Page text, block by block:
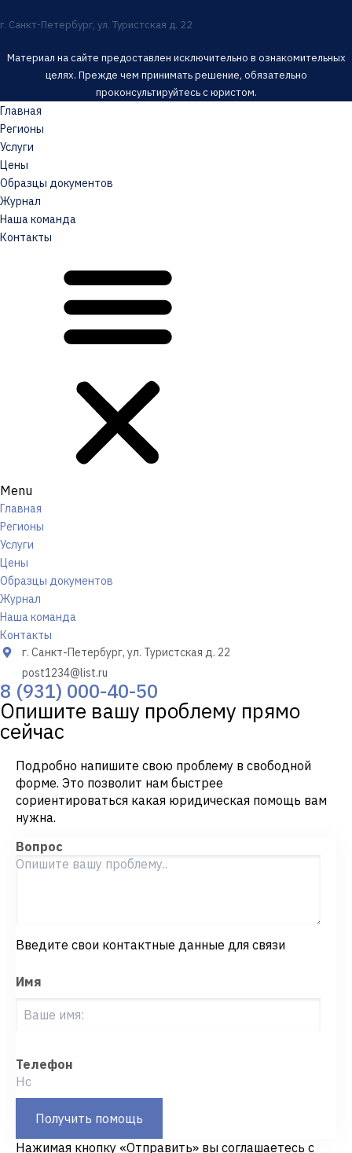
г. Санкт-Петербург, ул. Туристская д. 22
Материал на сайте предоставлен исключительно в ознакомительных
целях. Прежде чем принимать решение, обязательно
проконсультируйтесь с юристом.
Главная
Регионы
Услуги
Цены
Образцы документов
Журнал
Наша команда
Контакты
Menu
Главная
Регионы
Услуги
Цены
Образцы документов
Журнал
Наша команда
Контакты
г. Санкт-Петербург, ул. Туристская д. 22
post1234@list.ru
8 (931) 000-40-50
Опишите вашу проблему прямо
сейчас
Подробно напишите свою проблему в свободной
форме. Это позволит нам быстрее
сориентироваться какая юридическая помощь вам
нужна.
Вопрос
Введите свои контактные данные для связи
Имя
Телефон
Получить помощь
Нажимая кнопку «Отправить» вы соглашаетесь с